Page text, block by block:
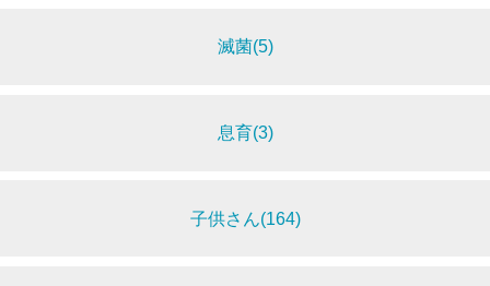
滅菌(5)
息育(3)
子供さん(164)